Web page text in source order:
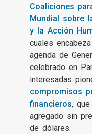
Coaliciones
Mundial sobre
y la Acción
cuales
agenda de
celebrado en
interesadas
compromisos
financieros,
agregado sin
de dólares.